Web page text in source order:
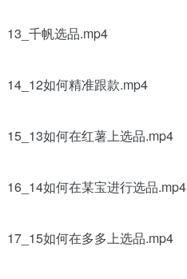
13_千帆选品.mp4
14_12如何精准跟款.mp4
15_13如何在红薯上选品.mp4
16_14如何在某宝进行选品.mp4
17_15如何在多多上选品.mp4